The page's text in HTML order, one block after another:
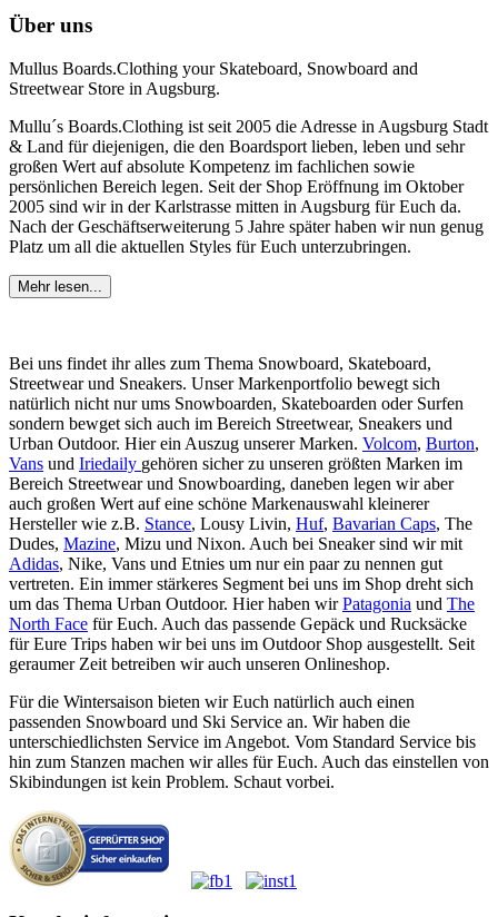
Über uns
Mullus Boards.Clothing your Skateboard, Snowboard and
Streetwear Store in Augsburg.
Mullu´s Boards.Clothing ist seit 2005 die Adresse in Augsburg Stadt
& Land für diejenigen, die den Boardsport lieben, leben und sehr
großen Wert auf absolute Kompetenz im fachlichen sowie
persönlichen Bereich legen. Seit der Shop Eröffnung im Oktober
2005 sind wir in der Karlstrasse mitten in Augsburg für Euch da.
Nach der Geschäftserweiterung 5 Jahre später haben wir nun genug
Platz um all die aktuellen Styles für Euch unterzubringen.
Mehr lesen...
Bei uns findet ihr alles zum Thema Snowboard, Skateboard,
Streetwear und Sneakers. Unser Markenportfolio bewegt sich
natürlich nicht nur ums Snowboarden, Skateboarden oder Surfen
sondern bewget sich auch im Bereich Streetwear, Sneakers und
Urban Outdoor. Hier ein Auszug unserer Marken. Volcom, Burton,
Vans und Iriedaily gehören sicher zu unseren größten Marken im
Bereich Streetwear und Snowboarding, daneben legen wir aber
auch großen Wert auf eine schöne Markenauswahl kleinerer
Hersteller wie z.B. Stance, Lousy Livin, Huf, Bavarian Caps, The
Dudes, Mazine, Mizu und Nixon. Auch bei Sneaker sind wir mit
Adidas, Nike, Vans und Etnies um nur ein paar zu nennen gut
vertreten. Ein immer stärkeres Segment bei uns im Shop dreht sich
um das Thema Urban Outdoor. Hier haben wirPatagonia und The
North Face für Euch. Auch das passende Gepäck und Rucksäcke
für Eure Trips haben wir bei uns im Outdoor Shop ausgestellt. Seit
geraumer Zeit betreiben wir auch unseren Onlineshop.
Für die Wintersaison bieten wir Euch natürlich auch einen
passenden Snowboard und Ski Service an. Wir haben die
unterschiedlichsten Service im Angebot. Vom Standard Service bis
hin zum Stanzen machen wir alles für Euch. Auch das einstellen von
Skibindungen ist kein Problem. Schaut vorbei.